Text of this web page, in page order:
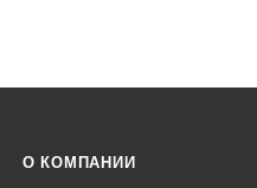
О КОМПАНИИ